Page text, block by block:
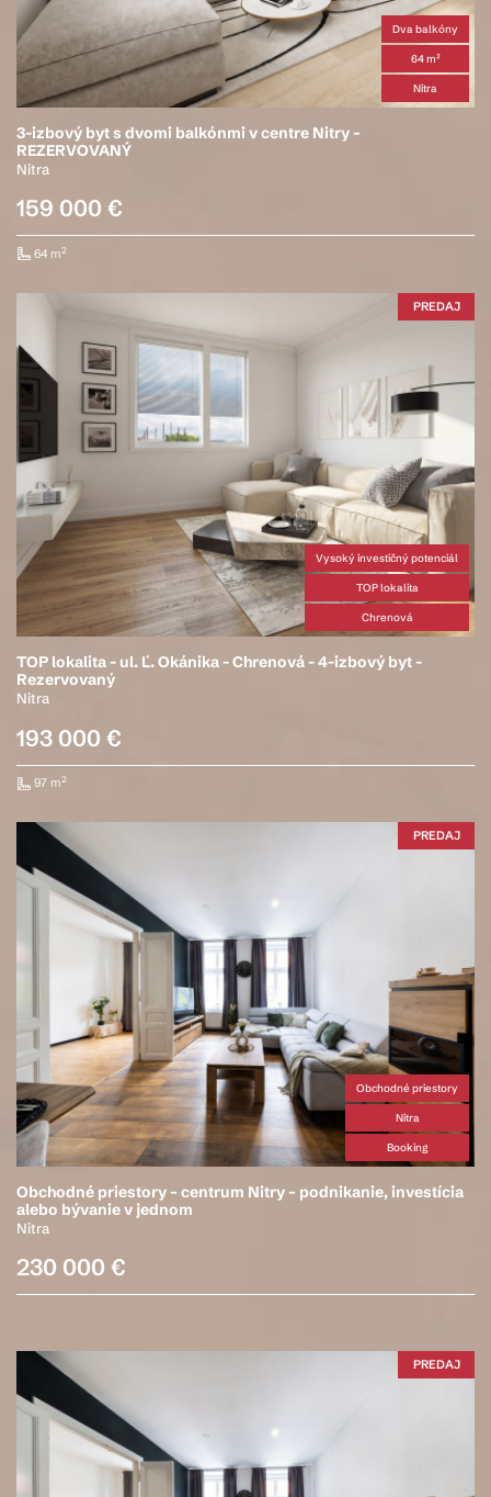
Dva balkóny
64 m²
Nitra
3-izbový byt s dvomi balkónmi v centre Nitry –
REZERVOVANÝ
Nitra
159 000 €
64 m2
PREDAJ
Vysoký investičný potenciál
TOP lokalita
Chrenová
TOP lokalita - ul. Ľ. Okánika - Chrenová - 4-izbový byt -
Rezervovaný
Nitra
193 000 €
97 m2
PREDAJ
Obchodné priestory
Nitra
Booking
Obchodné priestory – centrum Nitry – podnikanie, investícia
alebo bývanie v jednom
Nitra
230 000 €
PREDAJ